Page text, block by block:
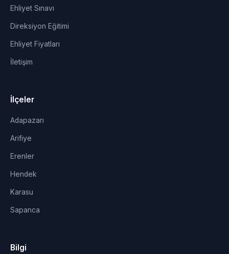
Ehliyet Sınavı
Direksiyon Eğitimi
Ehliyet Fiyatları
İletişim
İlçeler
Adapazarı
Arifiye
Erenler
Hendek
Karasu
Sapanca
Bilgi